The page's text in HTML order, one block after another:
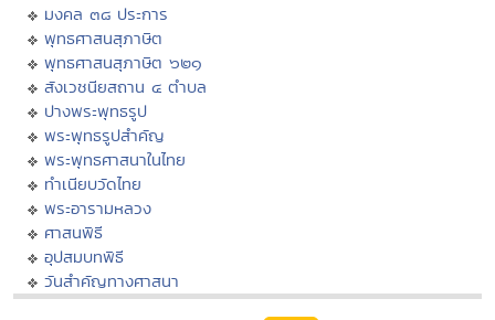
มงคล ๓๘ ประการ
พุทธศาสนสุภาษิต
พุทธศาสนสุภาษิต ๖๒๑
สังเวชนียสถาน ๔ ตำบล
ปางพระพุทธรูป
พระพุทธรูปสำคัญ
พระพุทธศาสนาในไทย
ทำเนียบวัดไทย
พระอารามหลวง
ศาสนพิธี
อุปสมบทพิธี
วันสำคัญทางศาสนา